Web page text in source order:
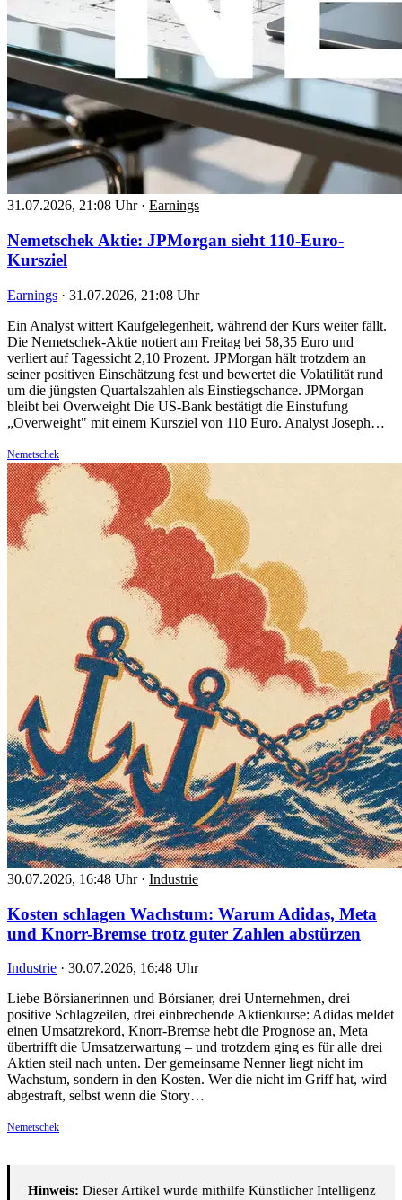
31.07.2026, 21:08 Uhr · Earnings
Nemetschek Aktie: JPMorgan sieht 110-Euro-
Kursziel
Earnings · 31.07.2026, 21:08 Uhr
Ein Analyst wittert Kaufgelegenheit, während der Kurs weiter fällt.
Die Nemetschek-Aktie notiert am Freitag bei 58,35 Euro und
verliert auf Tagessicht 2,10 Prozent. JPMorgan hält trotzdem an
seiner positiven Einschätzung fest und bewertet die Volatilität rund
um die jüngsten Quartalszahlen als Einstiegschance. JPMorgan
bleibt bei Overweight Die US-Bank bestätigt die Einstufung
„Overweight" mit einem Kursziel von 110 Euro. Analyst Joseph…
Nemetschek
30.07.2026, 16:48 Uhr · Industrie
Kosten schlagen Wachstum: Warum Adidas, Meta
und Knorr-Bremse trotz guter Zahlen abstürzen
Industrie · 30.07.2026, 16:48 Uhr
Liebe Börsianerinnen und Börsianer, drei Unternehmen, drei
positive Schlagzeilen, drei einbrechende Aktienkurse: Adidas meldet
einen Umsatzrekord, Knorr-Bremse hebt die Prognose an, Meta
übertrifft die Umsatzerwartung – und trotzdem ging es für alle drei
Aktien steil nach unten. Der gemeinsame Nenner liegt nicht im
Wachstum, sondern in den Kosten. Wer die nicht im Griff hat, wird
abgestraft, selbst wenn die Story…
Nemetschek
Hinweis: Dieser Artikel wurde mithilfe Künstlicher Intelligenz